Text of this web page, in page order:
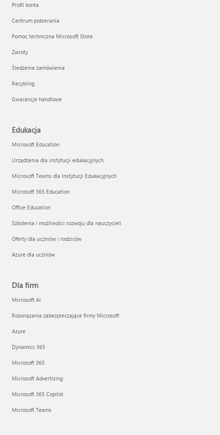
Profil konta
Centrum pobierania
Pomoc techniczna Microsoft Store
Zwroty
Śledzenie zamówienia
Recykling
Gwarancje handlowe
Edukacja
Microsoft Education
Urządzenia dla instytucji edukacyjnych
Microsoft Teams dla Instytucji Edukacyjnych
Microsoft 365 Education
Office Education
Szkolenia i możliwości rozwoju dla nauczycieli
Oferty dla uczniów i rodziców
Azure dla uczniów
Dla firm
Microsoft AI
Rozwiązania zabezpieczające firmy Microsoft
Azure
Dynamics 365
Microsoft 365
Microsoft Advertising
Microsoft 365 Copilot
Microsoft Teams